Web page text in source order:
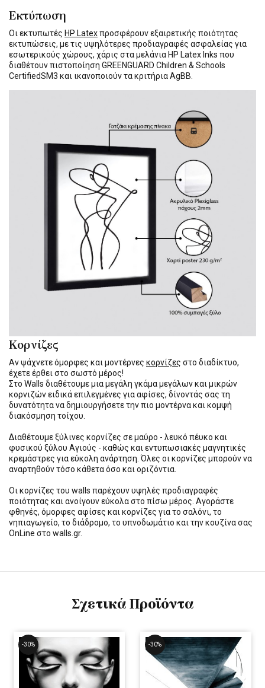
Εκτύπωση
Οι εκτυπωτές HP Latexπροσφέρουν εξαιρετικής ποιότητας
εκτυπώσεις, με τις υψηλότερες προδιαγραφές ασφαλείας για
εσωτερικούς χώρους, χάρις στα μελάνια HP Latex Inks που
διαθέτουν πιστοποίηση GREENGUARD Children & Schools
CertifiedSM3 και ικανοποιούν τα κριτήρια AgBB.
Κορνίζες
Αν ψάχνετε όμορφες και μοντέρνες κορνίζες στο διαδίκτυο,
έχετε έρθει στο σωστό μέρος!
Στο Walls διαθέτουμε μια μεγάλη γκάμα μεγάλων και μικρών
κορνιζών ειδικά επιλεγμένες για αφίσες, δίνοντάς σας τη
δυνατότητα να δημιουργήσετε την πιο μοντέρνα και κομψή
διακόσμηση τοίχου.
Διαθέτουμε ξύλινες κορνίζες σε μαύρο - λευκό πέυκο και
φυσικού ξύλου Αγιούς - καθώς και εντυπωσιακές μαγνητικές
κρεμάστρες για εύκολη ανάρτηση. Όλες οι κορνίζες μπορούν να
αναρτηθούν τόσο κάθετα όσο και οριζόντια.
Οι κορνίζες του walls παρέχουν υψηλές προδιαγραφές
ποιότητας και ανοίγουν εύκολα στο πίσω μέρος. Αγοράστε
φθηνές, όμορφες αφίσες και κορνίζες για το σαλόνι, το
νηπιαγωγείο, το διάδρομο, το υπνοδωμάτιο και την κουζίνα σας
OnLine στο walls.gr.
Σχετικά Προϊόντα
-30% -30%